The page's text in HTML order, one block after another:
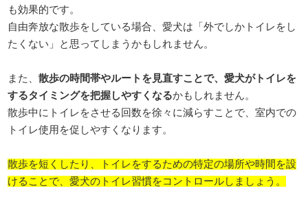
も効果的です。
自由奔放な散歩をしている場合、愛犬は「外でしかトイレをし
たくない」と思ってしまうかもしれません。
また、散歩の時間帯やルートを見直すことで、愛犬がトイレを
するタイミングを把握しやすくなるかもしれません。
散歩中にトイレをさせる回数を徐々に減らすことで、室内での
トイレ使用を促しやすくなります。
散歩を短くしたり、トイレをするための特定の場所や時間を設
けることで、愛犬のトイレ習慣をコントロールしましょう。